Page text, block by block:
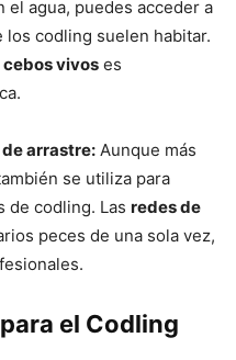
el agua, puedes acceder a
los codling suelen habitar.
cebos vivos es
arrastre: Aunque más
se utiliza para
de codling. Las redes de
peces de una sola vez,
el Codling